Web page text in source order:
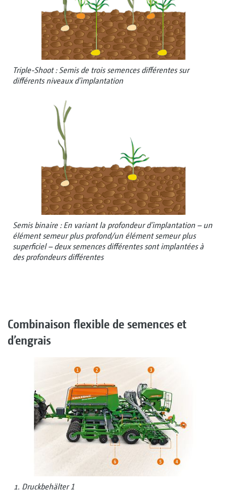
Triple-Shoot : Semis de trois semences différentes sur
différents niveaux d’implantation
Semis binaire : En variant la profondeur d’implantation – un
élément semeur plus profond/un élément semeur plus
superficiel – deux semences différentes sont implantées à
des profondeurs différentes
Combinaison flexible de semences et
d’engrais
Druckbehälter 1